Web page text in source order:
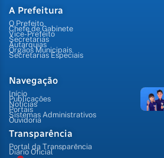
A Prefeitura
O Prefeito
Chefe de Gabinete
Vice-Prefeito
Secretarias
Autarquias
Órgãos Municipais
Secretarias Especiais
Navegação
Início
Publicações
Notícias
Portais
Sistemas Administrativos
Ouvidoria
Transparência
Portal da Transparência
Diário Oficial